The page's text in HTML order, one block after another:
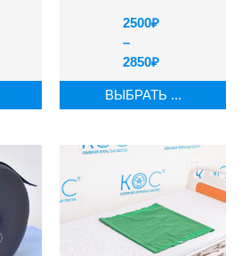
2500₽
–
2850₽
ВЫБРАТЬ ...